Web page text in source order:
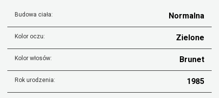
Budowa ciała: Normalna
Kolor oczu: Zielone
Kolor włosów: Brunet
Rok urodzenia: 1985